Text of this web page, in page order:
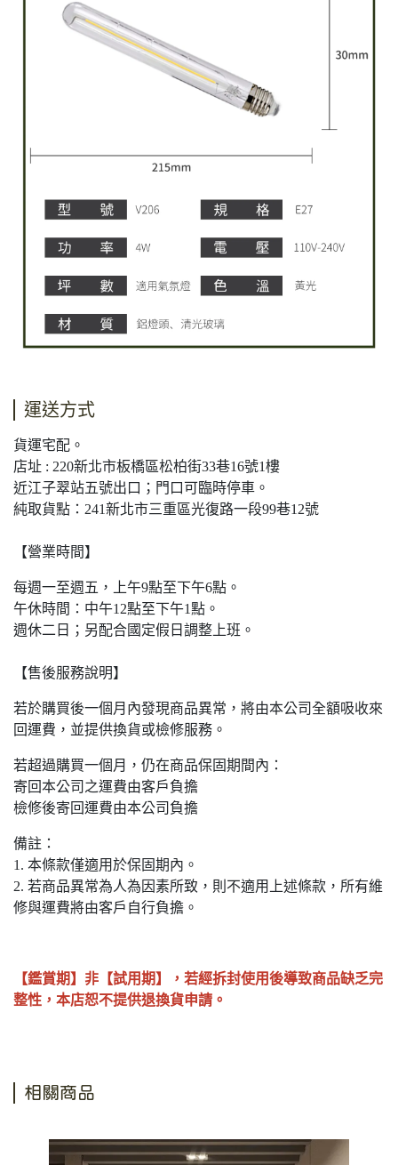
運送方式
貨運宅配。
店址 : 220新北市板橋區松柏街33巷16號1樓
近江子翠站五號出口；門口可臨時停車。
純取貨點：241新北市三重區光復路一段99巷12號
【營業時間】
每週一至週五，上午9點至下午6點。
午休時間：中午12點至下午1點。
週休二日；另配合國定假日調整上班。
【售後服務說明】
若於購買後一個月內發現商品異常，將由本公司全額吸收來
回運費，並提供換貨或檢修服務。
若超過購買一個月，仍在商品保固期間內：
寄回本公司之運費由客戶負擔
檢修後寄回運費由本公司負擔
備註：
1. 本條款僅適用於保固期內。
2. 若商品異常為人為因素所致，則不適用上述條款，所有維
修與運費將由客戶自行負擔。
【鑑賞期】非【試用期】，若經拆封使用後導致商品缺乏完
整性，本店恕不提供退換貨申請。
相關商品